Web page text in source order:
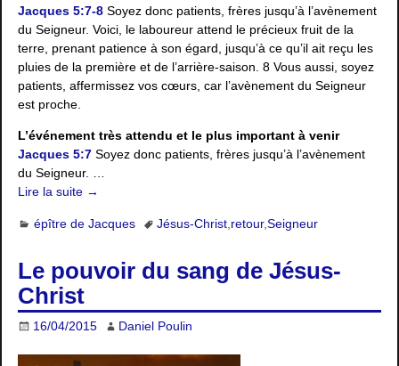
Jacques 5:7-8 Soyez donc patients, frères jusqu’à l’avènement
du Seigneur. Voici, le laboureur attend le précieux fruit de la
terre, prenant patience à son égard, jusqu’à ce qu’il ait reçu les
pluies de la première et de l’arrière-saison. 8 Vous aussi, soyez
patients, affermissez vos cœurs, car l’avènement du Seigneur
est proche.
L’événement très attendu et le plus important à venir
Jacques 5:7 Soyez donc patients, frères jusqu’à l’avènement
du Seigneur. …
Lire la suite →
épître de Jacques Jésus-Christ, retour,Seigneur
Le pouvoir du sang de Jésus-
Christ
16/04/2015 Daniel Poulin